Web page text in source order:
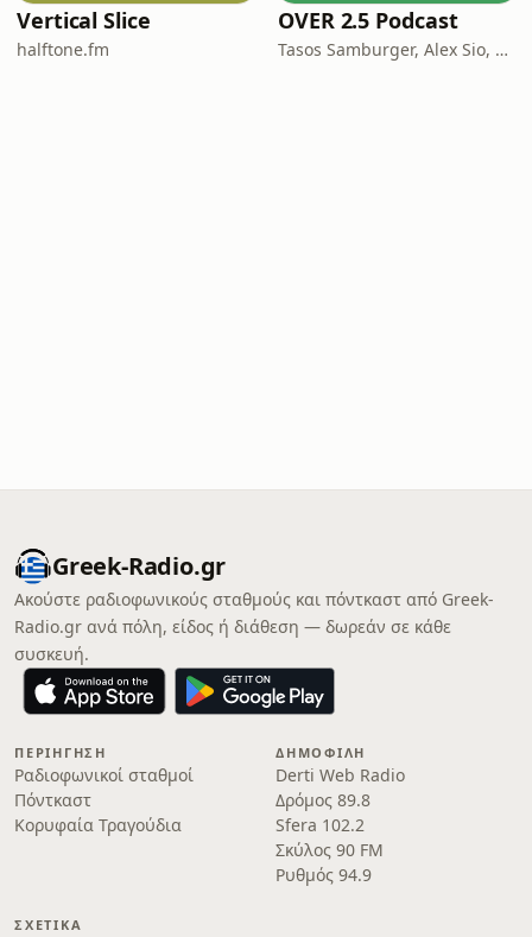
Vertical Slice
halftone.fm
OVER 2.5 Podcast
Tasos Samburger, Alex Sio, Monkey Bros
Greek-Radio.gr
Ακούστε ραδιοφωνικούς σταθμούς και πόντκαστ από Greek-
Radio.gr ανά πόλη, είδος ή διάθεση — δωρεάν σε κάθε
συσκευή.
ΠΕΡΙΉΓΗΣΗ
Ραδιοφωνικοί σταθμοί
Πόντκαστ
Κορυφαία Τραγούδια
ΔΗΜΟΦΙΛΉ
Derti Web Radio
Δρόμος 89.8
Sfera 102.2
Σκύλος 90 FM
Ρυθμός 94.9
ΣΧΕΤΙΚΆ